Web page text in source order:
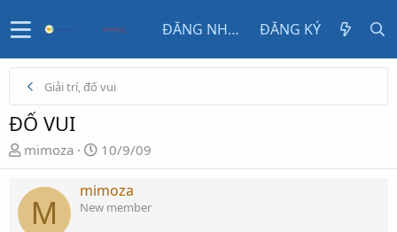
ĐĂNG NHẬP ĐĂNG KÝ
Giải trí, đố vui
ĐỐ VUI
N
g
ư
mimoza
N
g
à
y
10/9/09
M
mimoza
New member